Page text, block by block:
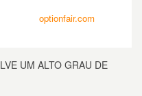
optionfair.com
UM ALTO GRAU DE